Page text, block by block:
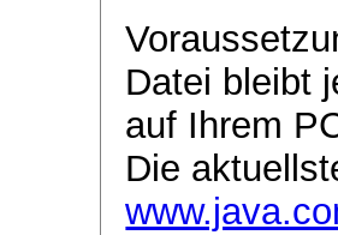
Datei bleibt
auf Ihrem
Die